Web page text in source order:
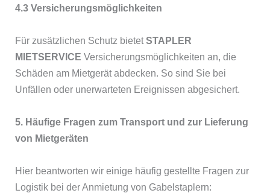
4.3 Versicherungsmöglichkeiten
Für zusätzlichen Schutz bietetSTAPLER
MIETSERVICE Versicherungsmöglichkeiten an, die
Schäden am Mietgerät abdecken. So sind Sie bei
Unfällen oder unerwarteten Ereignissen abgesichert.
5. Häufige Fragen zum Transport und zur Lieferung
von Mietgeräten
Hier beantworten wir einige häufig gestellte Fragen zur
Logistik bei der Anmietung von Gabelstaplern: